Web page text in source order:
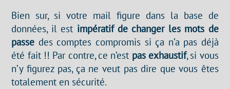
Bien sur, si votre mail figure dans la base de
données, il est impératif de changer les mots de
passe des comptes compromis si ça n’a pas déjà
été fait !! Par contre, ce n’est pas exhaustif, si vous
n’y figurez pas, ça ne veut pas dire que vous êtes
totalement en sécurité.